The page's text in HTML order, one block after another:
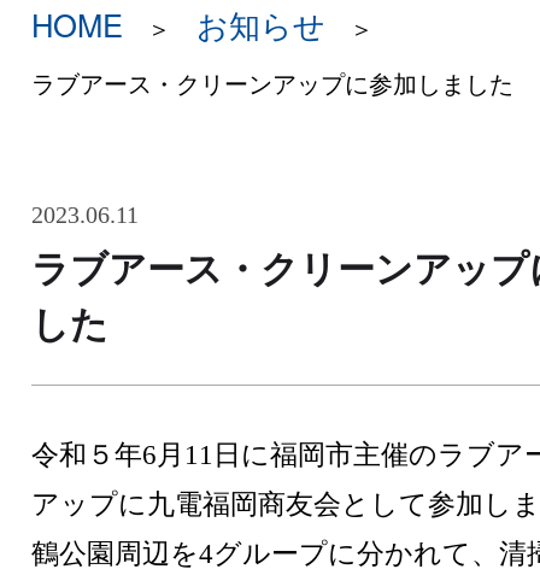
HOME お知らせ
ラブアース・クリーンアップに参加しました
2023.06.11
ラブアース・クリーンアッ
した
令和５年6月11日に福岡市主催のラブア
アップに九電福岡商友会として参加し
鶴公園周辺を4グループに分かれて、清